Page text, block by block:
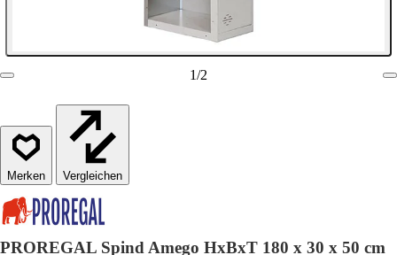
1/2
Vergleichen
PROREGAL Spind Amego HxBxT 180 x 30 x 50 cm